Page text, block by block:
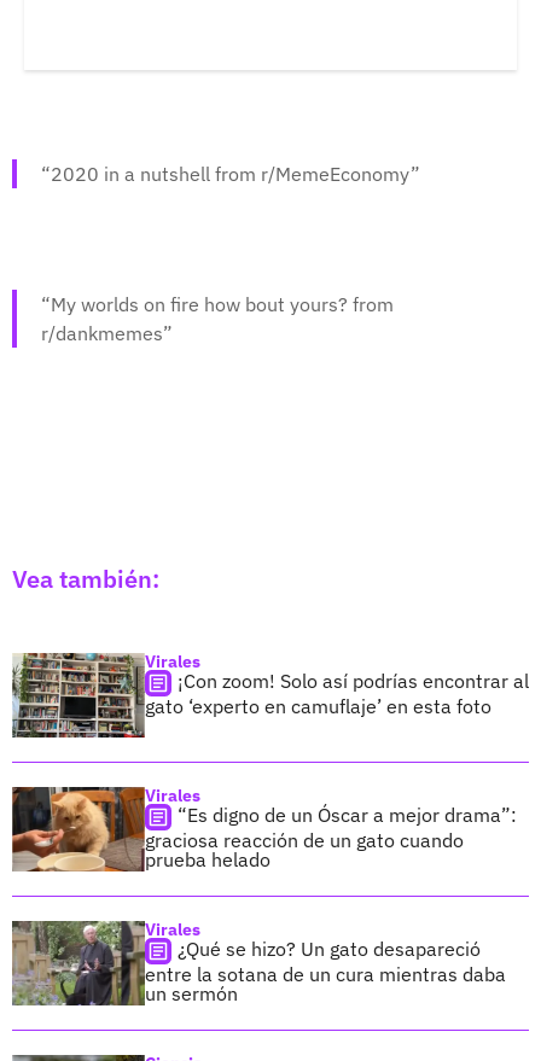
2020 in a nutshell from r/MemeEconomy
My worlds on fire how bout yours? from
r/dankmemes
Vea también:
Virales
¡Con zoom! Solo así podrías encontrar al
gato ‘experto en camuflaje’ en esta foto
Virales
“Es digno de un Óscar a mejor drama”:
graciosa reacción de un gato cuando
prueba helado
Virales
¿Qué se hizo? Un gato desapareció
entre la sotana de un cura mientras daba
un sermón